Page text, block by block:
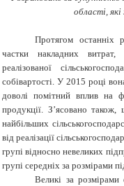
області,
Протягом останніх
частки накладних витрат,
реалізованої
собівартості. У 2015 році
доволі помітний вплив на
продукції. З’ясовано
найбільших
від реалізації
групі відносно невеликих
групі середніх за розмірами
Великі за розмірами